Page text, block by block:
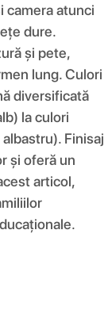
camera atunci
dure.
și pete,
lung. Culori
diversificată
la culori
Finisaj
și oferă un
articol,